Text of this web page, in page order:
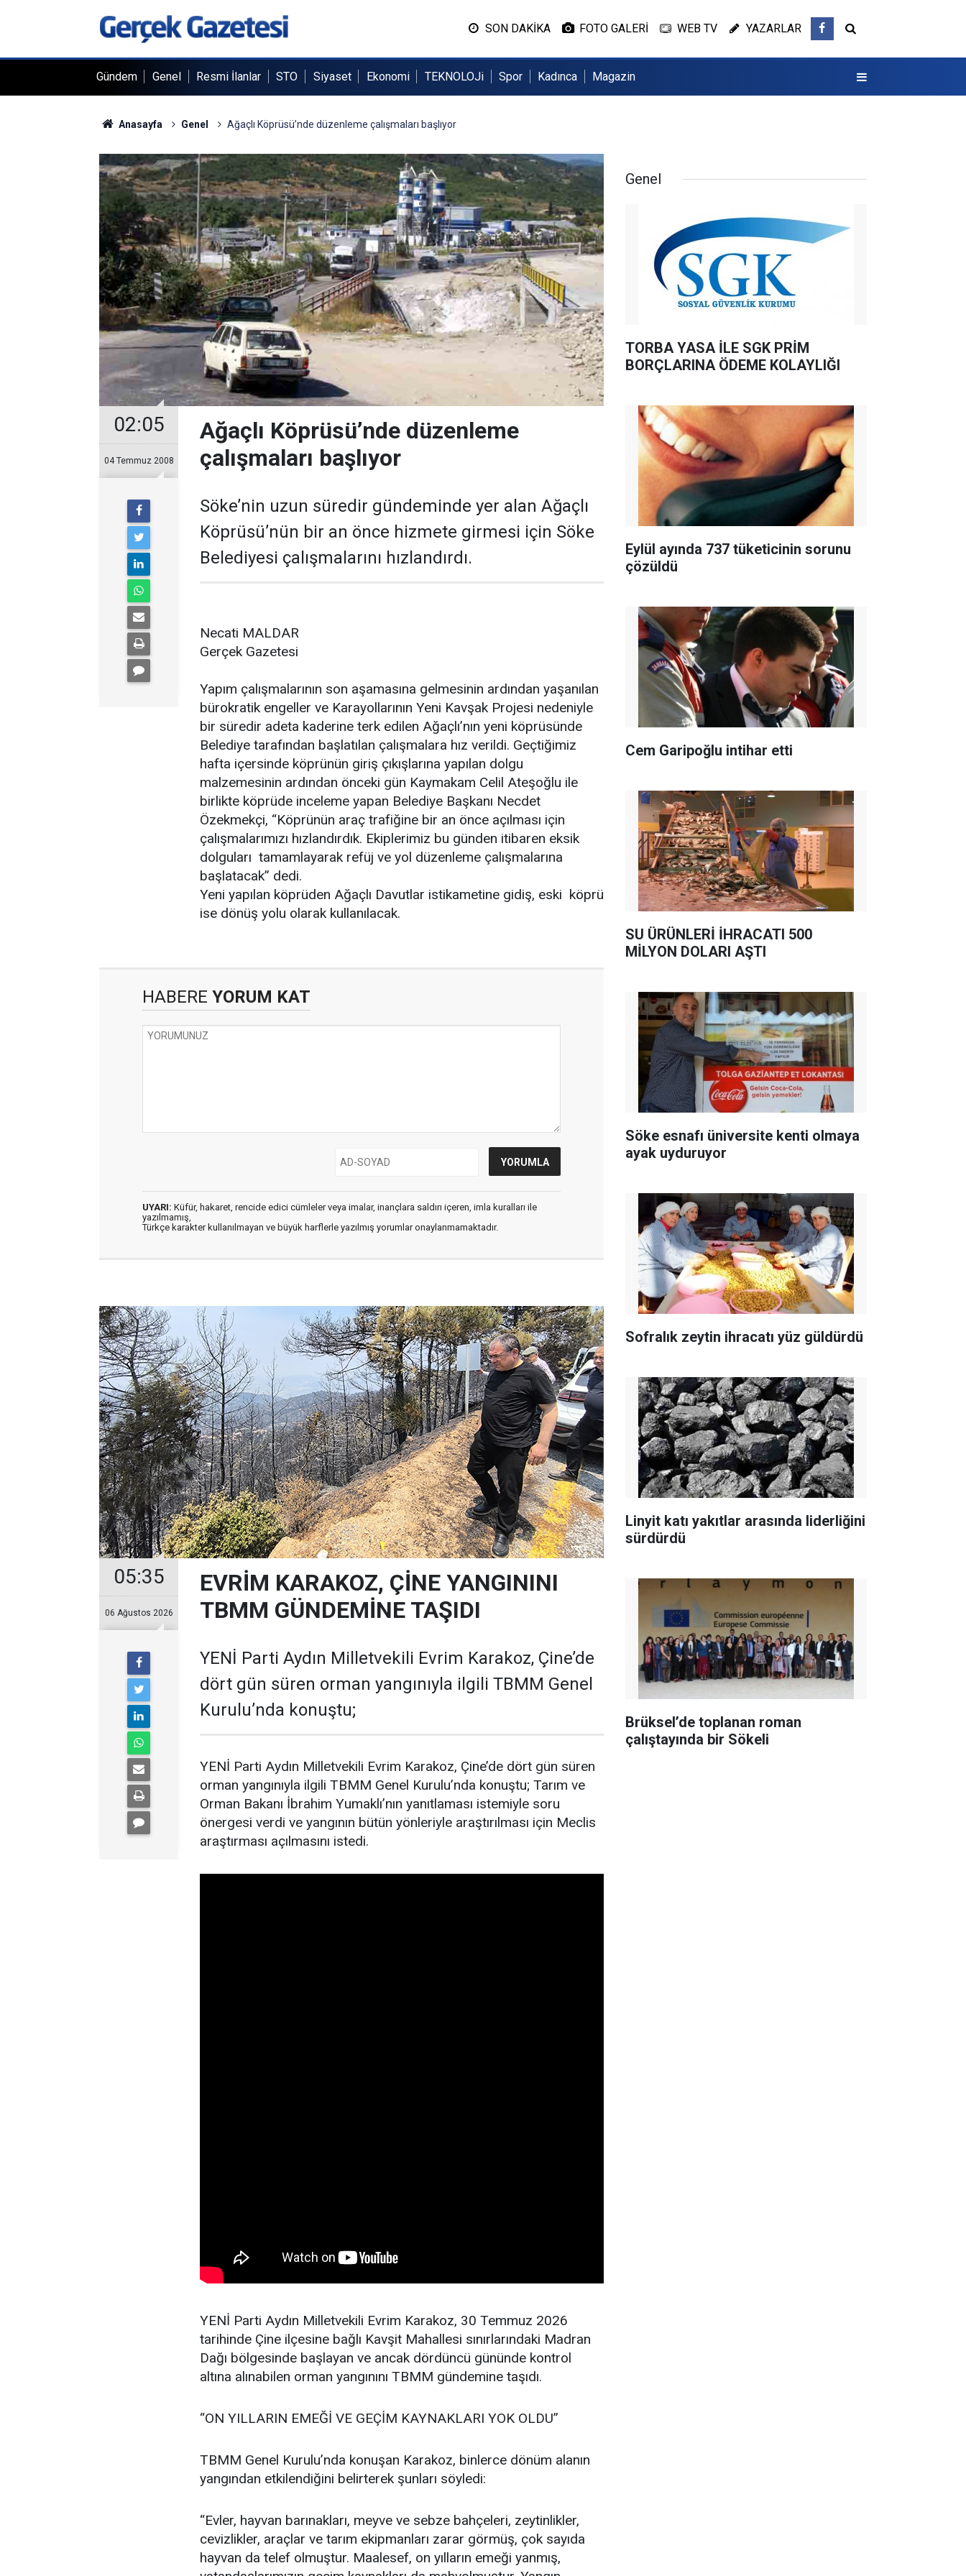
SON DAKİKA FOTO GALERİ WEB TV YAZARLAR
Gündem Genel Resmi İlanlar STO Siyaset Ekonomi TEKNOLOJi Spor Kadınca Magazin
Anasayfa Genel Ağaçlı Köprüsü’nde düzenleme çalışmaları başlıyor
02:05
04 Temmuz 2008
Ağaçlı Köprüsü’nde düzenleme
çalışmaları başlıyor
Söke’nin uzun süredir gündeminde yer alan Ağaçlı
Köprüsü’nün bir an önce hizmete girmesi için Söke
Belediyesi çalışmalarını hızlandırdı.
Necati MALDAR
Gerçek Gazetesi
Yapım çalışmalarının son aşamasına gelmesinin ardından yaşanılan
bürokratik engeller ve Karayollarının Yeni Kavşak Projesi nedeniyle
bir süredir adeta kaderine terk edilen Ağaçlı’nın yeni köprüsünde
Belediye tarafından başlatılan çalışmalara hız verildi. Geçtiğimiz
hafta içersinde köprünün giriş çıkışlarına yapılan dolgu
malzemesinin ardından önceki gün Kaymakam Celil Ateşoğlu ile
birlikte köprüde inceleme yapan Belediye Başkanı Necdet
Özekmekçi, “Köprünün araç trafiğine bir an önce açılması için
çalışmalarımızı hızlandırdık. Ekiplerimiz bu günden itibaren eksik
dolguları tamamlayarak refüj ve yol düzenleme çalışmalarına
başlatacak” dedi.
Yeni yapılan köprüden Ağaçlı Davutlar istikametine gidiş, eski köprü
ise dönüş yolu olarak kullanılacak.
HABERE YORUM KAT
UYARI: Küfür, hakaret, rencide edici cümleler veya imalar, inançlara saldırı içeren, imla kuralları ile
yazılmamış,
Türkçe karakter kullanılmayan ve büyük harflerle yazılmış yorumlar onaylanmamaktadır.
05:35
06 Ağustos 2026
EVRİM KARAKOZ, ÇİNE YANGININI
TBMM GÜNDEMİNE TAŞIDI
YENİ Parti Aydın Milletvekili Evrim Karakoz, Çine’de
dört gün süren orman yangınıyla ilgili TBMM Genel
Kurulu’nda konuştu;
YENİ Parti Aydın Milletvekili Evrim Karakoz, Çine’de dört gün süren
orman yangınıyla ilgili TBMM Genel Kurulu’nda konuştu; Tarım ve
Orman Bakanı İbrahim Yumaklı’nın yanıtlaması istemiyle soru
önergesi verdi ve yangının bütün yönleriyle araştırılması için Meclis
araştırması açılmasını istedi.
YENİ Parti Aydın Milletvekili Evrim Karakoz, 30 Temmuz 2026
tarihinde Çine ilçesine bağlı Kavşit Mahallesi sınırlarındaki Madran
Dağı bölgesinde başlayan ve ancak dördüncü gününde kontrol
altına alınabilen orman yangınını TBMM gündemine taşıdı.
“ON YILLARIN EMEĞİ VE GEÇİM KAYNAKLARI YOK OLDU”
TBMM Genel Kurulu’nda konuşan Karakoz, binlerce dönüm alanın
yangından etkilendiğini belirterek şunları söyledi:
“Evler, hayvan barınakları, meyve ve sebze bahçeleri, zeytinlikler,
cevizlikler, araçlar ve tarım ekipmanları zarar görmüş, çok sayıda
hayvan da telef olmuştur. Maalesef, on yılların emeği yanmış,
Genel
TORBA YASA İLE SGK PRİM
BORÇLARINA ÖDEME KOLAYLIĞI
Eylül ayında 737 tüketicinin sorunu
çözüldü
Cem Garipoğlu intihar etti
SU ÜRÜNLERİ İHRACATI 500
MİLYON DOLARI AŞTI
Söke esnafı üniversite kenti olmaya
ayak uyduruyor
Sofralık zeytin ihracatı yüz güldürdü
Linyit katı yakıtlar arasında liderliğini
sürdürdü
Brüksel’de toplanan roman
çalıştayında bir Sökeli